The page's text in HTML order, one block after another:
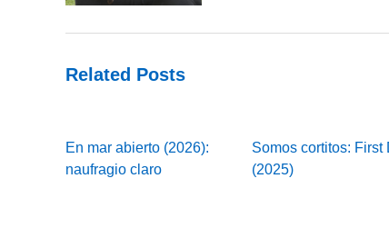
Related Posts
En mar abierto (2026):
naufragio claro
Somos cortitos: First
(2025)